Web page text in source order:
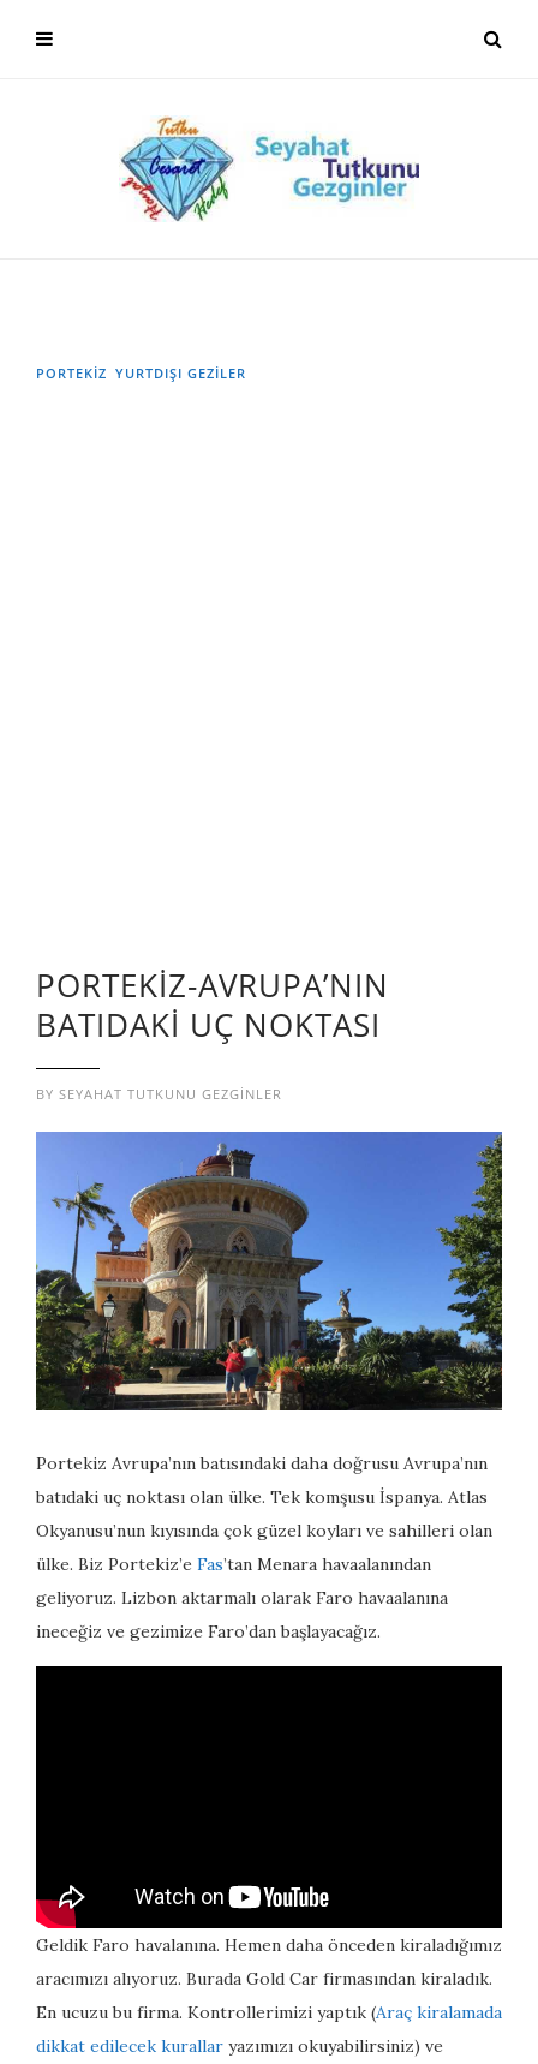
PORTEKİZ YURTDIŞI GEZILER
PORTEKİZ-AVRUPA’NIN
BATIDAKİ UÇ NOKTASI
BY SEYAHAT TUTKUNU GEZGINLER
Portekiz Avrupa’nın batısındaki daha doğrusu Avrupa’nın
batıdaki uç noktası olan ülke. Tek komşusu İspanya. Atlas
Okyanusu’nun kıyısında çok güzel koyları ve sahilleri olan
ülke. Biz Portekiz’e Fas’tan Menara havaalanından
geliyoruz. Lizbon aktarmalı olarak Faro havaalanına
ineceğiz ve gezimize Faro’dan başlayacağız.
Geldik Faro havalanına. Hemen daha önceden kiraladığımız
aracımızı alıyoruz. Burada Gold Car firmasından kiraladık.
En ucuzu bu firma. Kontrollerimizi yaptık (Araç kiralamada
dikkat edilecek kurallar yazımızı okuyabilirsiniz) ve